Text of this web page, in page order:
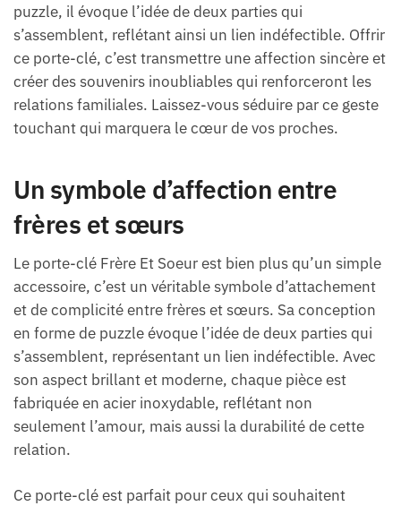
puzzle, il évoque l’idée de deux parties qui
s’assemblent, reflétant ainsi un lien indéfectible. Offrir
ce porte-clé, c’est transmettre une affection sincère et
créer des souvenirs inoubliables qui renforceront les
relations familiales. Laissez-vous séduire par ce geste
touchant qui marquera le cœur de vos proches.
Un symbole d’affection entre
frères et sœurs
Le porte-clé Frère Et Soeur est bien plus qu’un simple
accessoire, c’est un véritable symbole d’attachement
et de complicité entre frères et sœurs. Sa conception
en forme de puzzle évoque l’idée de deux parties qui
s’assemblent, représentant un lien indéfectible. Avec
son aspect brillant et moderne, chaque pièce est
fabriquée en acier inoxydable, reflétant non
seulement l’amour, mais aussi la durabilité de cette
relation.
Ce porte-clé est parfait pour ceux qui souhaitent